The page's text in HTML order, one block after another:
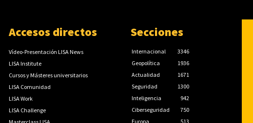
Accesos directos
Vídeo-Presentación LISA News
LISA Institute
Cursos y Másteres universitarios
LISA Comunidad
LISA Work
LISA Challenge
Secciones
Internacional
3346
Geopolítica
1936
Actualidad
1671
Seguridad
1300
Inteligencia
942
Ciberseguridad
750
Europa
513